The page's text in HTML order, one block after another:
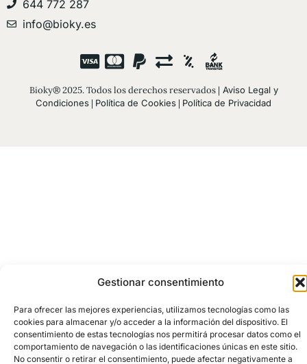
Gestionar consentimiento
Para ofrecer las mejores experiencias, utilizamos tecnologías como las
cookies para almacenar y/o acceder a la información del dispositivo. El
consentimiento de estas tecnologías nos permitirá procesar datos como el
comportamiento de navegación o las identificaciones únicas en este sitio.
No consentir o retirar el consentimiento, puede afectar negativamente a
644 772 287
info@bioky.es
Bioky® 2025. Todos los derechos reservados | Aviso Legal y
Condiciones | Política de Cookies | Política de Privacidad